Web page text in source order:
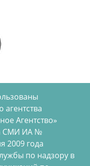
Агентство»
СМИ ИА №
2009 года
по надзору в